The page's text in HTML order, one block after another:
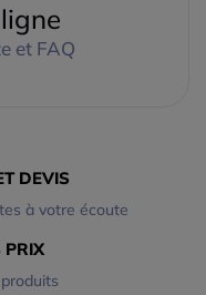
et FAQ
DEVIS
à votre écoute
PRIX